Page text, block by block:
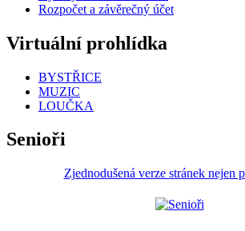
Rozpočet a závěrečný účet
Virtuální prohlídka
BYSTŘICE
MUZIC
LOUČKA
Senioři
Zjednodušená verze stránek nejen